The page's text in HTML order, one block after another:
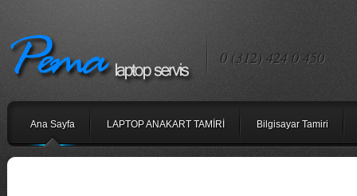
0 (312) 424 0 450
Ana Sayfa LAPTOP ANAKART TAMİRİ Bilgisayar Tamiri